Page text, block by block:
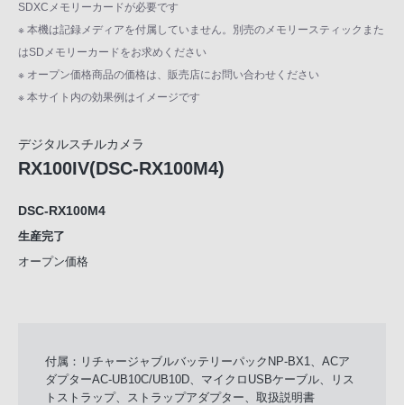
SDXCメモリーカードが必要です
※ 本機は記録メディアを付属していません。別売のメモリースティックまた
はSDメモリーカードをお求めください
※ オープン価格商品の価格は、販売店にお問い合わせください
※ 本サイト内の効果例はイメージです
デジタルスチルカメラ
RX100IV(DSC-RX100M4)
DSC-RX100M4
生産完了
オープン価格
付属：リチャージャブルバッテリーパックNP-BX1、ACア
ダプターAC-UB10C/UB10D、マイクロUSBケーブル、リス
トストラップ、ストラップアダプター、取扱説明書